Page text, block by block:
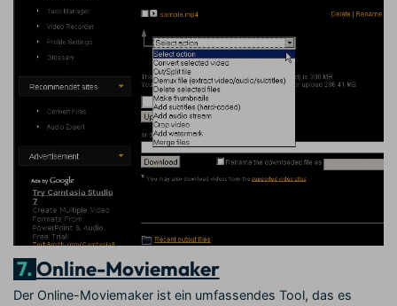
7.Online-Moviemaker
Der Online-Moviemaker ist ein umfassendes Tool, das es